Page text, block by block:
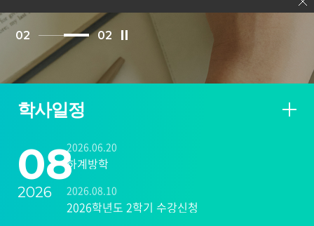
02 02
학사일정
08
2026
2026.06.20
하계방학
2026.08.10
2026학년도 2학기 수강신청